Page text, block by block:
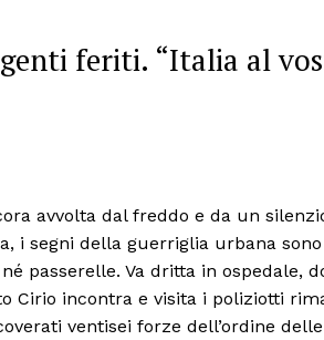
feriti. “Italia al
avvolta dal freddo e da un
i segni della guerriglia urbana
passerelle. Va dritta in ospedale,
Cirio incontra e visita i poliziotti
ventisei forze dell’ordine